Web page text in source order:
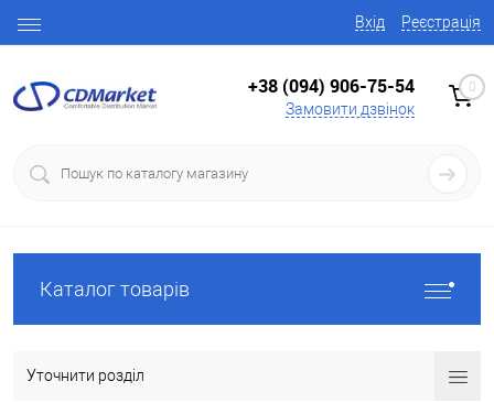
Вхід Реєстрація
+38 (094) 906-75-54
Замовити дзвінок
0
Каталог товарів
Уточнити розділ